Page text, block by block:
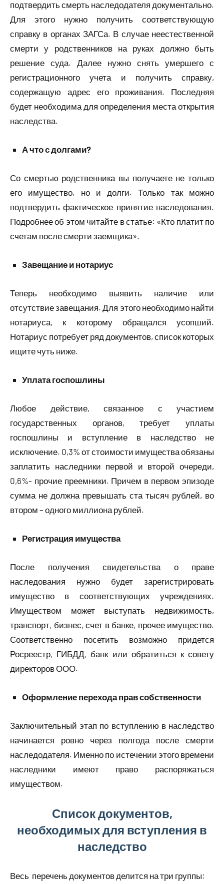
подтвердить смерть наследодателя документально.
Для этого нужно получить соответствующую
справку в органах ЗАГСа. В случае неестественной
смерти у родственников на руках должно быть
решение суда. Далее нужно снять умершего с
регистрационного учета и получить справку,
содержащую адрес его проживания. Последняя
будет необходима для определения места открытия
наследства.
А что с долгами?
Со смертью родственника вы получаете не только
его имущество, но и долги. Только так можно
подтвердить фактическое принятие наследования.
Подробнее об этом читайте в статье: «Кто платит по
счетам после смерти заемщика».
Завещание и нотариус
Теперь необходимо выявить наличие или
отсутствие завещания. Для этого необходимо найти
нотариуса, к которому обращался усопший.
Нотариус потребует ряд документов, список которых
ищите чуть ниже.
Уплата госпошлины
Любое действие, связанное с участием
государственных органов, требует уплаты
госпошлины и вступление в наследство не
исключение. 0,3% от стоимости имущества обязаны
заплатить наследники первой и второй очереди,
0,6%- прочие преемники. Причем в первом эпизоде
сумма не должна превышать ста тысяч рублей, во
втором – одного миллиона рублей.
Регистрация имущества
После получения свидетельства о праве
наследования нужно будет зарегистрировать
имущество в соответствующих учреждениях.
Имуществом может выступать недвижимость,
транспорт, бизнес, счет в банке, прочее имущество.
Соответственно посетить возможно придется
Росреестр, ГИБДД, банк или обратиться к совету
директоров ООО.
Оформление перехода прав собственности
Заключительный этап по вступлению в наследство
начинается ровно через полгода после смерти
наследодателя. Именно по истечении этого времени
наследники имеют право распоряжаться
имуществом.
Список документов,
необходимых для вступления в
наследство
Весь перечень документов делится на три группы: